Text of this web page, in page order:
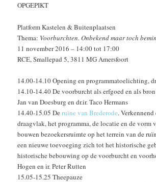
OPGEPIKT
Platform Kastelen & Buitenplaatsen
Thema: Voorburchten. Onbekend maar toch
11 november 2016 – 14:00 tot 17:00
RCE, Smallepad 5, 3811 MG Amersfoort
14.00-14.10 Opening en programmatoelichting,
14.10-14.40 De voorburcht als erfgoed en als
Jan van Doesburg en dr.ir. Taco Hermans
14.40-15.05 Deruïne van Brederode.
draagvlak, het programma, de locatie en de vorm
bouwen bezoekersruimte op het terrein van de
een nieuwe toevoeging zich tot het historische
historische bebouwing op de voorburcht en
Hogen en ir. Peter Rutten
15.05-15.25 Theepauze